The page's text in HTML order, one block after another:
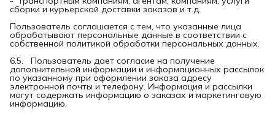
сборки и курьерской доставки заказов и т.д.
Пользователь соглашается с тем, что указанные лица
обрабатывают персональные данные в соответствии с
собственной политикой обработки персональных данных.
6.5. Пользователь дает согласие на получение
дополнительной информации и информационных рассылок
по указанному при оформлении заказа адресу
электронной почты и телефону. Информация и рассылки
могут содержать информацию о заказах и маркетинговую
информацию.